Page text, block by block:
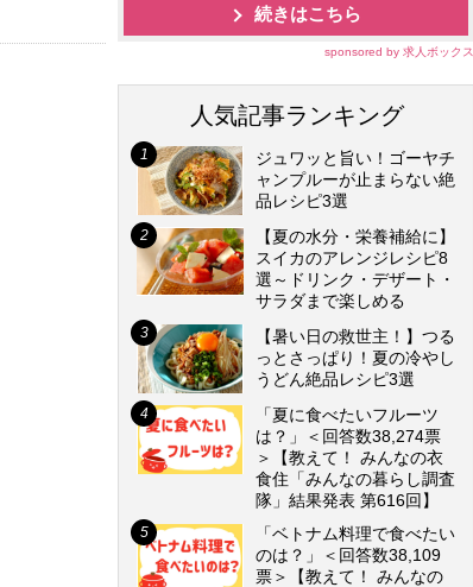
続きはこちら
sponsored by 求人ボックス
人気記事ランキング
ジュワッと旨い！ゴーヤチ
ャンプルーが止まらない絶
品レシピ3選
【夏の水分・栄養補給に】
スイカのアレンジレシピ8
選～ドリンク・デザート・
サラダまで楽しめる
【暑い日の救世主！】つる
っとさっぱり！夏の冷やし
うどん絶品レシピ3選
「夏に食べたいフルーツ
は？」＜回答数38,274票
＞【教えて！ みんなの衣
食住「みんなの暮らし調査
隊」結果発表 第616回】
「ベトナム料理で食べたい
のは？」＜回答数38,109
票＞【教えて！ みんなの